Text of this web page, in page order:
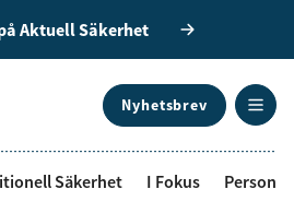
Aktuell Säkerhet
Nyhetsbrev
Säkerhet I Fokus